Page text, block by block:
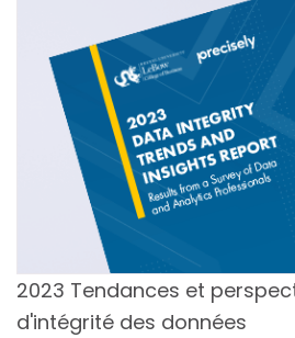
2023 Tendances et
d'intégrité des données